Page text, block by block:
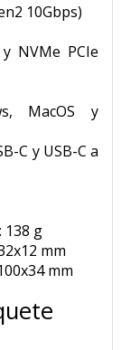
10Gbps)
NVMe PCIe
MacOS y
C y USB-C a
138 g
mm
mm